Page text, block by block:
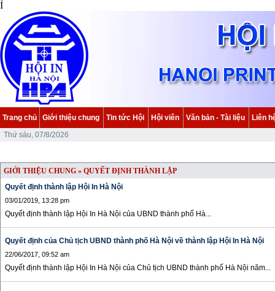
Ỉ
Trang chủ Giới thiệu chung Tin tức Hội Hội viên Văn bản - Tài liệu
Liên
Thứ sáu, 07/8/2026
GIỚI THIỆU CHUNG » QUYẾT ĐỊNH THÀNH LẬP
Quyết định thành lập Hội In Hà Nội
03/01/2019, 13:28 pm
Quyết định thành lập Hội In Hà Nội của UBND thành phố Hà...
Quyết định của Chủ tịch UBND thành phố Hà Nội về thành lập Hội In Hà Nội
22/06/2017, 09:52 am
Quyết định thành lập Hội In Hà Nội của Chủ tịch UBND thành phố Hà Nội năm...